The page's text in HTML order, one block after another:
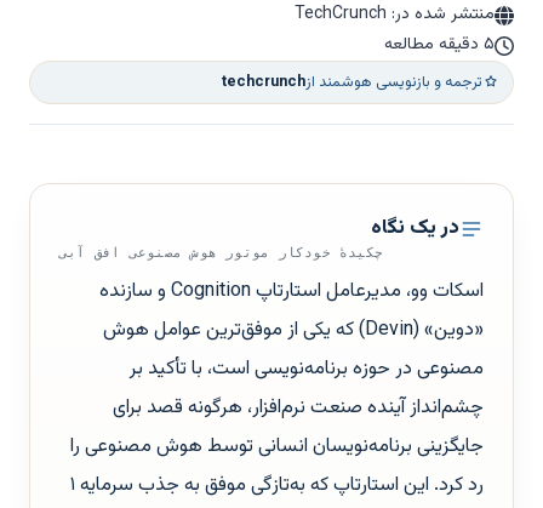
منتشر شده در: TechCrunch
۵ دقیقه مطالعه
ترجمه و بازنویسی هوشمند ازtechcrunch
در یک نگاه
چکیدهٔ خودکار موتور هوش مصنوعی افق آبی
اسکات وو، مدیرعامل استارتاپ Cognition و سازنده
«دوین» (Devin) که یکی از موفق‌ترین عوامل هوش
مصنوعی در حوزه برنامه‌نویسی است، با تأکید بر
چشم‌انداز آینده صنعت نرم‌افزار، هرگونه قصد برای
جایگزینی برنامه‌نویسان انسانی توسط هوش مصنوعی را
رد کرد. این استارتاپ که به‌تازگی موفق به جذب سرمایه ۱